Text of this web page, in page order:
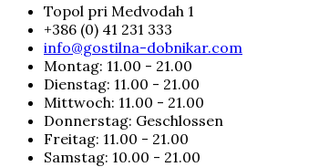
Topol pri Medvodah 1
+386 (0) 41 231 333
info@gostilna-dobnikar.com
Montag: 11.00 - 21.00
Dienstag: 11.00 - 21.00
Mittwoch: 11.00 - 21.00
Donnerstag: Geschlossen
Freitag: 11.00 - 21.00
Samstag: 10.00 - 21.00